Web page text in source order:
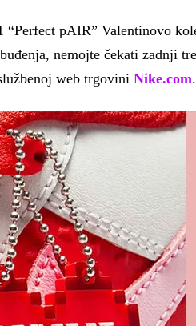
“Perfect pAIR” Valentinovo
nemojte čekati zadnji
web trgovini Nike.com.